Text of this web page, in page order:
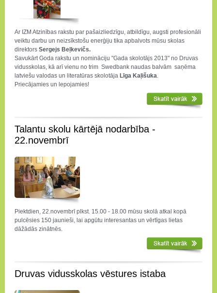
Ar IZM Atzinības rakstu par pašaizliedzīgu, atbildīgu, augsti profesionāli
veiktu darbu un neizsīkstošu enerģiju tika apbalvots mūsu skolas
direktors Sergejs Beļkevičs.
Savukārt Goda rakstu un nomināciju "Gada skolotājs 2013" no Druvas
vidusskolas, kā arī vienu no trim Swedbank naudas balvām saņēma
latviešu valodas un literatūras skolotāja Līga Kaļišuka.
Priecājamies un lepojamies!
Talantu skolu kārtējā nodarbība -
22.novembrī
Piektdien, 22.novembrī plkst. 15.00 - 18.00 mūsu skolā atkal kopā
pulcēsies 150 jaunieši, lai apgūtu interesantas un vērtīgas lietas
dāžādās zinātnēs.
Druvas vidusskolas vēstures istaba